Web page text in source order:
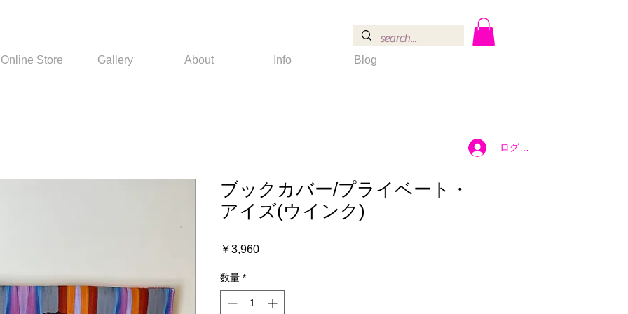
Online Store Gallery About Info Blog
ログイン
ブックカバー/プライベート・
アイズ(ウインク)
￥3,960価
数量 *